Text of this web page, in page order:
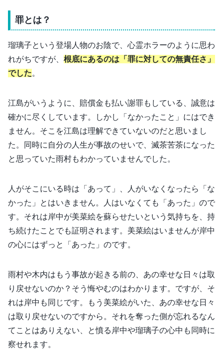
罪とは？
瑠璃子という登場人物のお陰で、心霊ホラーのように思わ
れがちですが、 根底にあるのは「罪に対しての無責任さ」
でした。
江島がいうように、賠償金も払い謝罪もしている、誠意は
確かに尽くしています。しかし「なかったこと」にはでき
ません。そこを江島は理解できていないのだと思いまし
た。同時に自分の人生が事故のせいで、滅茶苦茶になった
と思っていた雨村もわかっていませんでした。
人がそこにいる時は「あって」、人がいなくなったら「な
かった」とはいきません。人はいなくても「あった」ので
す。それは岸中が美菜絵を蘇らせたいという気持ちを、持
ち続けたことでも証明されます。美菜絵はいませんが岸中
の心にはずっと「あった」のです。
雨村や木内はもう事故が起きる前の、あの幸せな日々は取
り戻せないのか？そう悔やむのはわかります。ですが、そ
れは岸中も同じです。もう美菜絵がいた、あの幸せな日々
は取り戻せないのですから。それを奪った側が忘れるなん
てことはありえない、と憤る岸中や瑠璃子の心中も同時に
察せれます。